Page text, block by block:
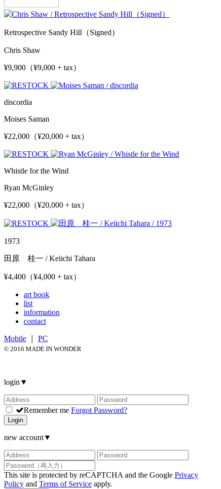
Retrospective Sandy Hill（Signed）
Chris Shaw
¥9,900（¥9,000 + tax）
discordia
Moises Saman
¥22,000（¥20,000 + tax）
Whistle for the Wind
Ryan McGinley
¥22,000（¥20,000 + tax）
1973
田原 桂一 / Keiichi Tahara
¥4,400（¥4,000 + tax）
art book
list
information
contact
Mobile PC
© 2016 MADE IN WONDER
login ▼
Remember me Forgot Password?
Login
new account▼
This site is protected by reCAPTCHA and the Google Privacy
Policy and Terms of Service apply.